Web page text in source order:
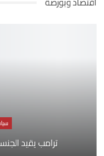
ترامب يقيد